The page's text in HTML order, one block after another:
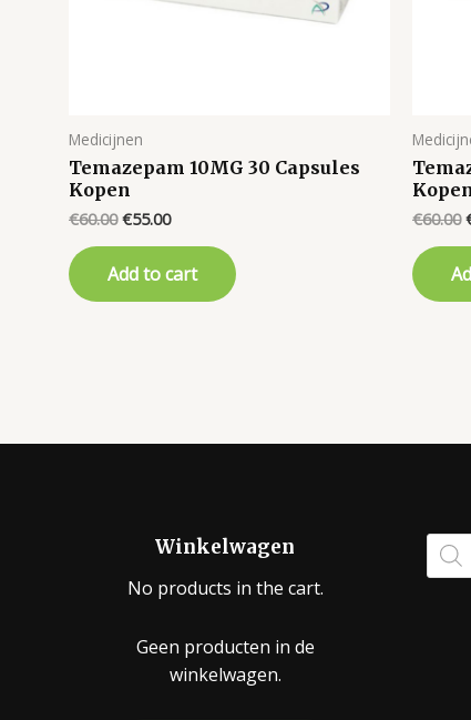
Medicijnen
Temazepam 10MG 30 Capsules
Kopen
€60.00 Original
€60.00.
€55.00Current
€55.00.
Add to cart
Kopen
€60.00
Winkelwagen
No products in the cart.
Geen producten in de
winkelwagen.